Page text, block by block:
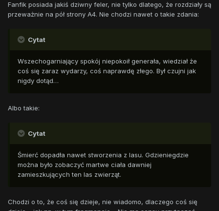
Fanfik posiada jakiś dziwny feler, nie tylko dlatego, że rozdziały są
przeważnie na pół strony A4. Nie chodzi nawet o takie zdania:
Cytat
Wszechogarniający spokój niepokoił generała, wiedział że
coś się zaraz wydarzy, coś naprawdę złego. Był czujni jak
nigdy dotąd…
Albo takie:
Cytat
Śmierć dopadła nawet stworzenia z lasu. Gdzieniegdzie
można było zobaczyć martwe ciała dawniej
zamieszkujących ten las zwierząt.
Chodzi o to, że coś się dzieje, nie wiadomo, dlaczego coś się